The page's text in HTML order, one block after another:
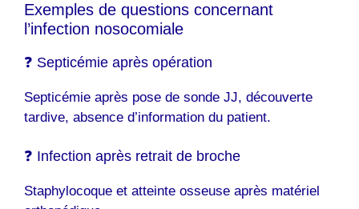
Exemples de questions concernant
l’infection nosocomiale
❓ Septicémie après opération
Septicémie après pose de sonde JJ, découverte
tardive, absence d’information du patient.
❓ Infection après retrait de broche
Staphylocoque et atteinte osseuse après matériel